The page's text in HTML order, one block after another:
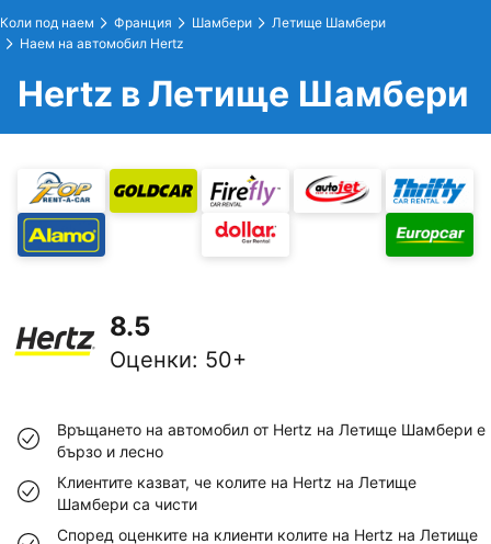
Коли под наем Франция Шамбери
Летище Шамбери
Наем на автомобил Hertz
Hertz в Летище Шамбери
8.5
Оценки: 50+
Връщането на автомобил от Hertz на Летище Шамбери е
бързо и лесно
Клиентите казват, че колите на Hertz на Летище
Шамбери са чисти
Според оценките на клиенти колите на Hertz на Летище